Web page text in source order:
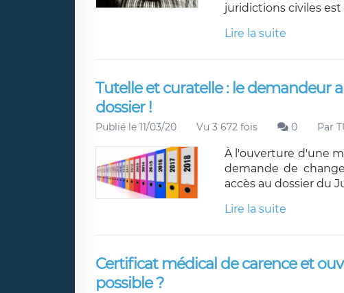
juridictions civiles est
Lire la suite
Tutelle et curatelle : le demandeur
dossier !
Publié le 11/03/20 Vu 3 672 fois 0 Par
À l'ouverture d'une
demande de
accès au dossier du
Lire la suite
Certificat médical de carence et
possible ?